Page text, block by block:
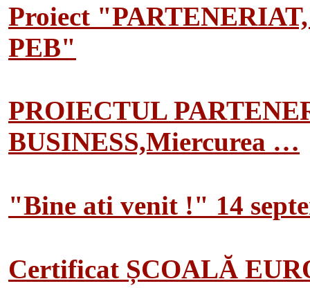
Proiect
PEB"
PROIECTUL
BUSINESS,Miercurea …
"Bine ati venit !" 14
Certificat ȘCOALĂ